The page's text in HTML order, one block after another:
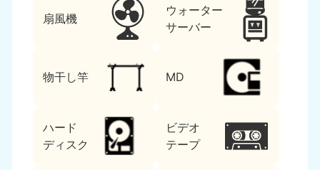
扇風機
ウォーター
サーバー
物干し竿 MD
ハード
ディスク
ビデオ
テープ